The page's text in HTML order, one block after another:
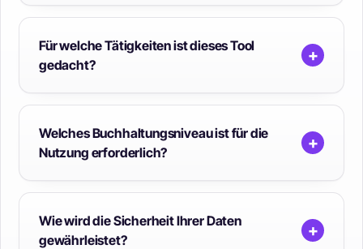
Für welche Tätigkeiten ist dieses Tool
gedacht?
+
Welches Buchhaltungsniveau ist für die
Nutzung erforderlich?
+
Wie wird die Sicherheit Ihrer Daten
gewährleistet?
+